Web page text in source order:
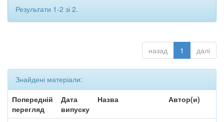
Результати 1-2 зі 2.
назад 1 далі
Знайдені матеріали:
Попередній
перегляд
Дата
випуску
Назва Автор(и)